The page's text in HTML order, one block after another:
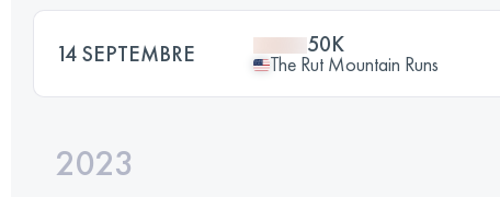
14 SEPTEMBRE 50K
The Rut Mountain Runs
2023